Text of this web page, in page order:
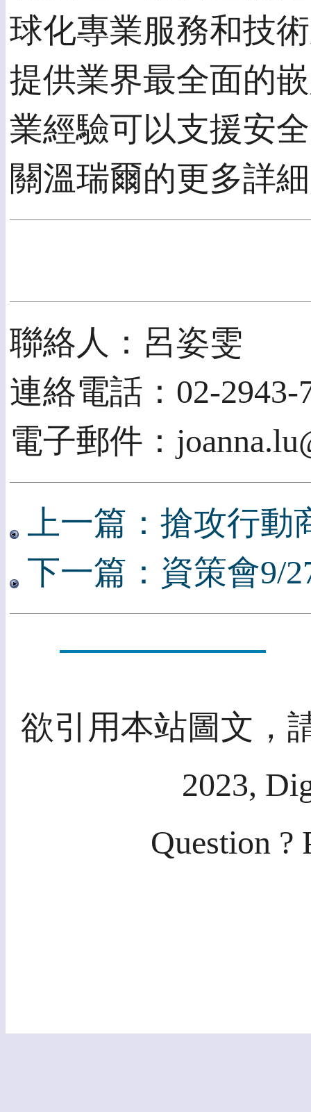
球化專業服務和技
提供業界最全面的
業經驗可以支援安
關溫瑞爾的更多詳
聯絡人：呂姿雯
連絡電話：02-2943-
電子郵件：
上一篇：搶攻行
下一篇：資策會9/
欲引用本站圖文，
2023,
Question ?